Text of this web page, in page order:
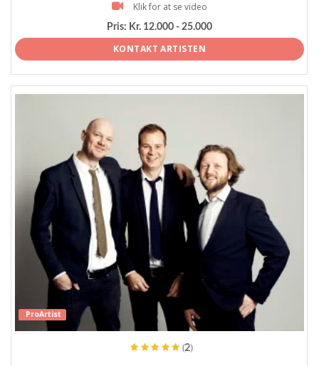
Klik for at se video
Pris: Kr. 12.000 - 25.000
KONTAKT ARTISTEN
ProArtist
(2)